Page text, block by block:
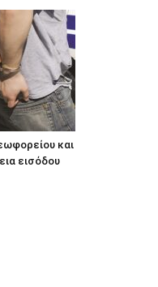
και
εισόδου